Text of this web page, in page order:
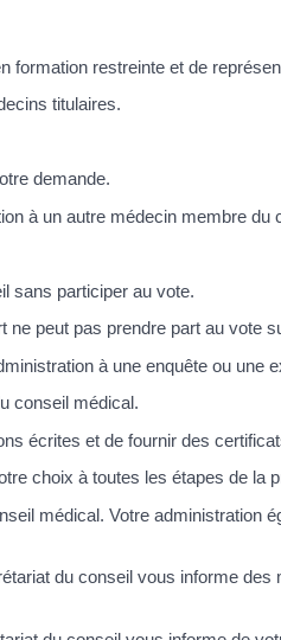
restreinte et de
titulaires.
demande.
à un autre médecin membre du
sans participer au vote.
peut pas prendre part au vote
à une enquête ou une
conseil médical.
écrites et de fournir des
choix à toutes les étapes de la
médical. Votre administration
du conseil vous informe